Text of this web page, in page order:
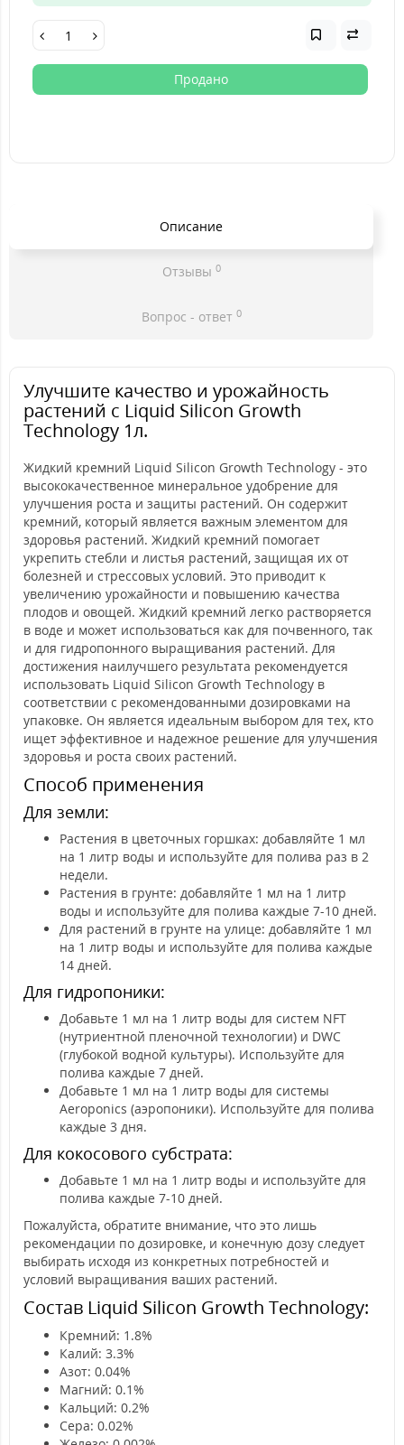
Продано
Описание
Отзывы 0
Вопрос - ответ 0
Улучшите качество и урожайность
растений с Liquid Silicon Growth
Technology 1л.
Жидкий кремний Liquid Silicon Growth Technology - это
высококачественное минеральное удобрение для
улучшения роста и защиты растений. Он содержит
кремний, который является важным элементом для
здоровья растений. Жидкий кремний помогает
укрепить стебли и листья растений, защищая их от
болезней и стрессовых условий. Это приводит к
увеличению урожайности и повышению качества
плодов и овощей. Жидкий кремний легко растворяется
в воде и может использоваться как для почвенного, так
и для гидропонного выращивания растений. Для
достижения наилучшего результата рекомендуется
использовать Liquid Silicon Growth Technology в
соответствии с рекомендованными дозировками на
упаковке. Он является идеальным выбором для тех, кто
ищет эффективное и надежное решение для улучшения
здоровья и роста своих растений.
Способ применения
Для земли:
Растения в цветочных горшках: добавляйте 1 мл
на 1 литр воды и используйте для полива раз в 2
недели.
Растения в грунте: добавляйте 1 мл на 1 литр
воды и используйте для полива каждые 7-10 дней.
Для растений в грунте на улице: добавляйте 1 мл
на 1 литр воды и используйте для полива каждые
14 дней.
Для гидропоники:
Добавьте 1 мл на 1 литр воды для систем NFT
(нутриентной пленочной технологии) и DWC
(глубокой водной культуры). Используйте для
полива каждые 7 дней.
Добавьте 1 мл на 1 литр воды для системы
Aeroponics (аэропоники). Используйте для полива
каждые 3 дня.
Для кокосового субстрата:
Добавьте 1 мл на 1 литр воды и используйте для
полива каждые 7-10 дней.
Пожалуйста, обратите внимание, что это лишь
рекомендации по дозировке, и конечную дозу следует
выбирать исходя из конкретных потребностей и
условий выращивания ваших растений.
Состав Liquid Silicon Growth Technology:
Кремний: 1.8%
Калий: 3.3%
Азот: 0.04%
Магний: 0.1%
Кальций: 0.2%
Сера: 0.02%